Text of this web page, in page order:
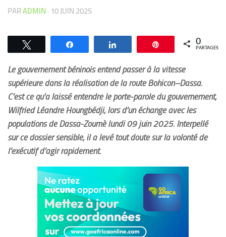
PARADMIN · 10 JUIN 2025
Épingle 0
PARTAGES
Le gouvernement béninois entend passer à la vitesse
supérieure dans la réalisation de la route Bohicon–Dassa.
C’est ce qu’a laissé entendre le porte-parole du gouvernement,
Wilfried Léandre Houngbédji, lors d’un échange avec les
populations de Dassa-Zoumè lundi 09 juin 2025. Interpellé
sur ce dossier sensible, il a levé tout doute sur la volonté de
l’exécutif d’agir rapidement.